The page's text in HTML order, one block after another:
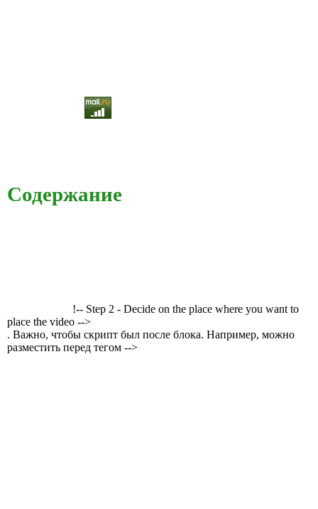
Содержание
!-- Step 2 - Decide on the place where you want to
place the video -->
. Важно, чтобы скрипт был после блока. Например, можно
разместить перед тегом -->